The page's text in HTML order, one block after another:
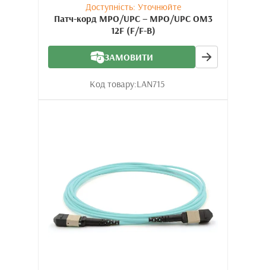
Доступність: Уточнюйте
Патч-корд MPO/UPC – MPO/UPC OM3
12F (F/F-B)
ЗАМОВИТИ
Код товару:LAN715